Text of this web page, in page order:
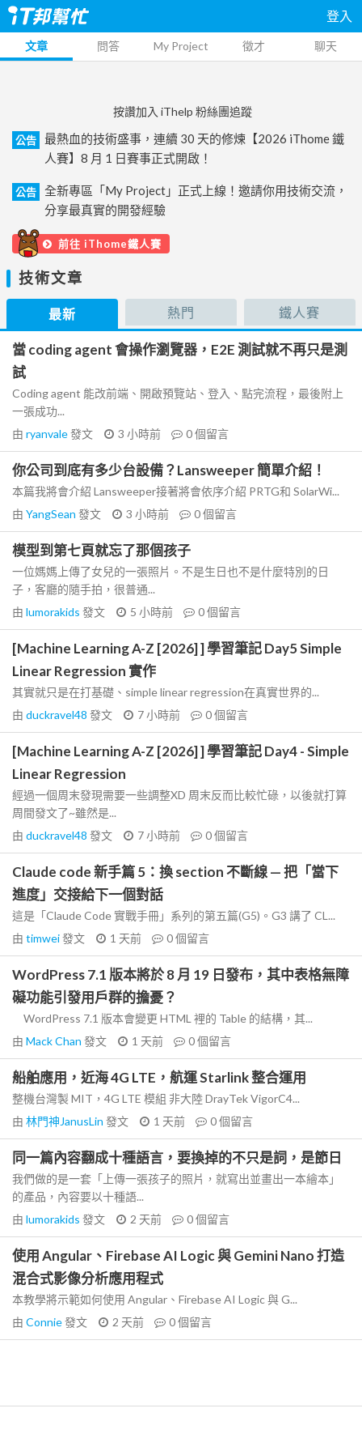
登入
文章 問答 My Project 徵才 聊天
按讚加入 iThelp 粉絲團追蹤
公告
最熱血的技術盛事，連續 30 天的修煉【2026 iThome 鐵
人賽】8 月 1 日賽事正式開啟！
公告
全新專區「My Project」正式上線！邀請你用技術交流，
分享最真實的開發經驗
前往 iThome鐵人賽
技術文章
最新 熱門 鐵人賽
當 coding agent 會操作瀏覽器，E2E 測試就不再只是測
試
Coding agent 能改前端、開啟預覽站、登入、點完流程，最後附上
一張成功...
由 ryanvale發文 3 小時前 0個留言
你公司到底有多少台設備？Lansweeper 簡單介紹！
本篇我將會介紹 Lansweeper接著將會依序介紹 PRTG和 SolarWi...
由 YangSean 發文 3 小時前 0個留言
模型到第七頁就忘了那個孩子
一位媽媽上傳了女兒的一張照片。不是生日也不是什麼特別的日
子，客廳的隨手拍，很普通...
由 lumorakids 發文 5 小時前 0個留言
[Machine Learning A-Z [2026] ] 學習筆記 Day5 Simple
Linear Regression 實作
其實就只是在打基礎、simple linear regression在真實世界的...
由 duckravel48 發文 7 小時前 0個留言
[Machine Learning A-Z [2026] ] 學習筆記 Day4 - Simple
Linear Regression
經過一個周末發現需要一些調整XD 周末反而比較忙碌，以後就打算
周間發文了~雖然是...
由 duckravel48 發文 7 小時前 0個留言
Claude code 新手篇 5：換 section 不斷線 — 把「當下
進度」交接給下一個對話
這是「Claude Code 實戰手冊」系列的第五篇(G5)。G3 講了 CL...
由 timwei發文 1 天前 0個留言
WordPress 7.1 版本將於 8 月 19 日發布，其中表格無障
礙功能引發用戶群的擔憂？
WordPress 7.1 版本會變更 HTML 裡的 Table 的結構，其...
由 Mack Chan 發文 1 天前 0個留言
船舶應用，近海 4G LTE，航運 Starlink 整合運用
整機台灣製 MIT，4G LTE 模組 非大陸 DrayTek VigorC4...
由 林門神JanusLin 發文 1 天前 0個留言
同一篇內容翻成十種語言，要換掉的不只是詞，是節日
我們做的是一套「上傳一張孩子的照片，就寫出並畫出一本繪本」
的產品，內容要以十種語...
由 lumorakids 發文 2 天前 0個留言
使用 Angular、Firebase AI Logic 與 Gemini Nano 打造
混合式影像分析應用程式
本教學將示範如何使用 Angular、Firebase AI Logic 與 G...
由 Connie發文 2 天前 0個留言